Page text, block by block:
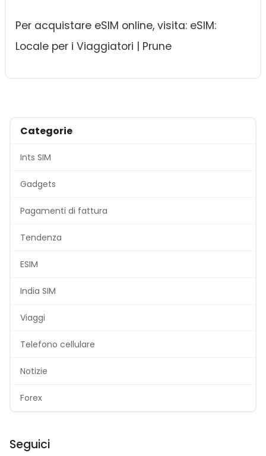
Per acquistare eSIM online, visita: eSIM:
Locale per i Viaggiatori | Prune
Categorie
Ints SIM
Gadgets
Pagamenti di fattura
Tendenza
ESIM
India SIM
Viaggi
Telefono cellulare
Notizie
Forex
Seguici